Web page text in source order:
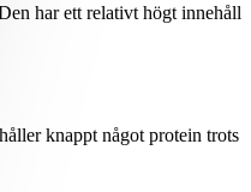
har ett relativt högt innehåll
knappt något protein trots